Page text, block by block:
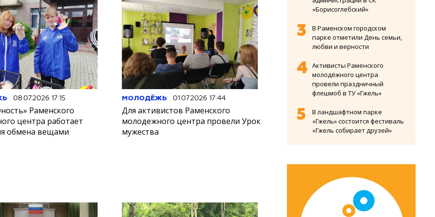
08.07.2026 17:15
Раменского
центра работает
обмена вещами
МОЛОДЁЖЬ 01.07.2026 17:44
Для активистов Раменского
молодежного центра провели Урок
мужества
«Борисоглебский»
В Раменском городском
парке отметили День семьи,
любви и верности
Активисты Раменского
молодёжного центра
провели праздничный
флешмоб в ТУ «Гжель»
В ландшафтном парке
«Гжель» состоится фестиваль
«Гжель собирает друзей»